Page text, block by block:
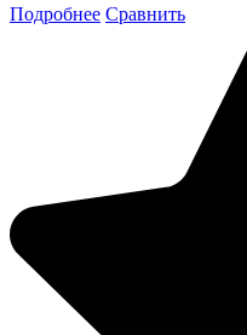
Подробнее Сравнить